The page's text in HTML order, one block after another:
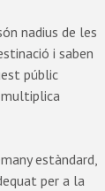
nadius de les
i saben
públic
multiplica
estàndard,
per a la